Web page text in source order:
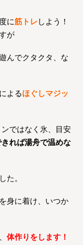
に筋トレ しよう！
が
んでクタクタ、な
によるほぐしマジッ
ではなく氷、目安
きれば湯舟で温めな
た。
身に着け、いつか
体作りをします！